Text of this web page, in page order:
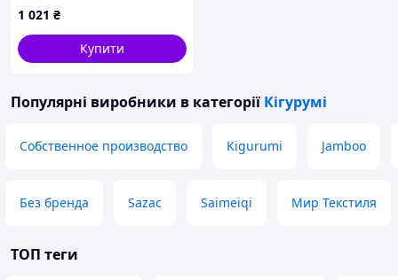
1 021 ₴
Купити
Популярні виробники в категорії Кігурумі
Собственное производство Kigurumi Jamboo
Без бренда Sazac Saimeiqi Мир Текстиля
ТОП теги